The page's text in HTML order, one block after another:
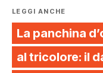
LEGGI ANCHE
La panchina
al tricolore: il